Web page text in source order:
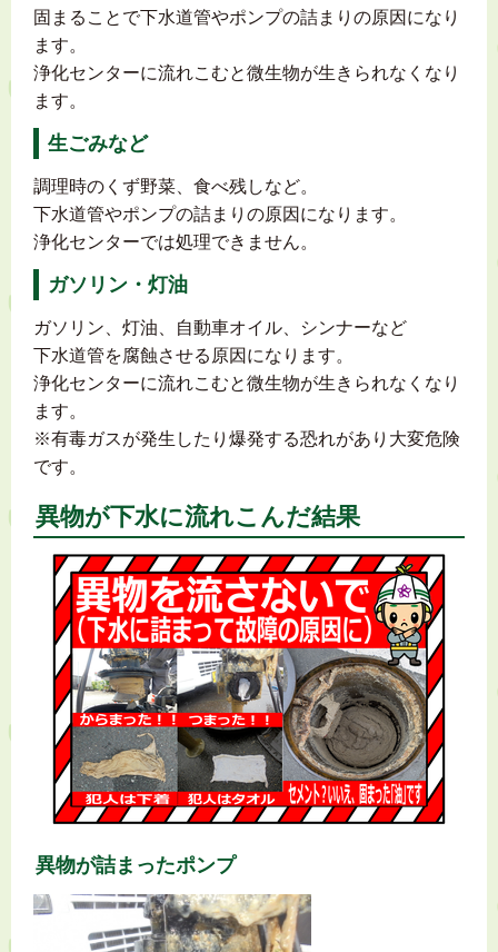
固まることで下水道管やポンプの詰まりの原因になり
ます。
浄化センターに流れこむと微生物が生きられなくなり
ます。
生ごみなど
調理時のくず野菜、食べ残しなど。
下水道管やポンプの詰まりの原因になります。
浄化センターでは処理できません。
ガソリン・灯油
ガソリン、灯油、自動車オイル、シンナーなど
下水道管を腐蝕させる原因になります。
浄化センターに流れこむと微生物が生きられなくなり
ます。
※有毒ガスが発生したり爆発する恐れがあり大変危険
です。
異物が下水に流れこんだ結果
異物が詰まったポンプ